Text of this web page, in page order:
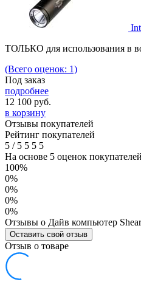
ТОЛЬКО для использования в
(Всего оценок: 1)
Под заказ
подробнее
12 100 руб.
в корзину
Отзывы покупателей
Рейтинг покупателей
5 /5 5 5 5
На основе 5 оценок покупателей
100%
0%
0%
0%
0%
Отзывы о Дайв компьютер
Оставить свой отзыв
Отзыв о товаре